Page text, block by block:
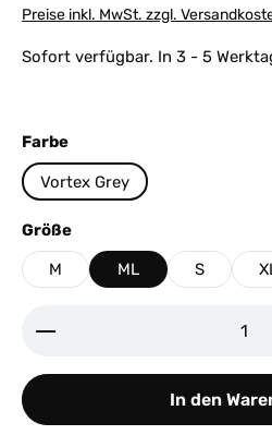
Preise inkl. MwSt. zzgl.
Sofort verfügbar. In 3 - 5
Farbeauswählen
Vortex Grey
Größeauswählen
M ML S
Produkt Anzahl: Gib den
In den